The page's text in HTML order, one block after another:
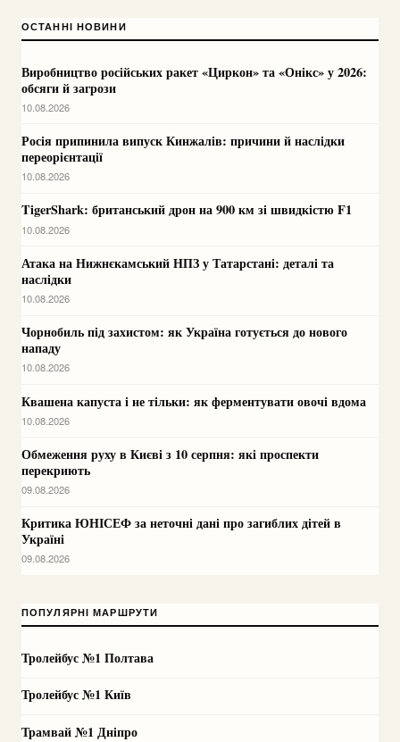
ОСТАННІ НОВИНИ
Виробництво російських ракет «Циркон» та «Онікс» у 2026:
обсяги й загрози
10.08.2026
Росія припинила випуск Кинжалів: причини й наслідки
переорієнтації
10.08.2026
TigerShark: британський дрон на 900 км зі швидкістю F1
10.08.2026
Атака на Нижнєкамський НПЗ у Татарстані: деталі та
наслідки
10.08.2026
Чорнобиль під захистом: як Україна готується до нового
нападу
10.08.2026
Квашена капуста і не тільки: як ферментувати овочі вдома
10.08.2026
Обмеження руху в Києві з 10 серпня: які проспекти
перекриють
09.08.2026
Критика ЮНІСЕФ за неточні дані про загиблих дітей в
Україні
09.08.2026
ПОПУЛЯРНІ МАРШРУТИ
Тролейбус №1 Полтава
Тролейбус №1 Київ
Трамвай №1 Дніпро